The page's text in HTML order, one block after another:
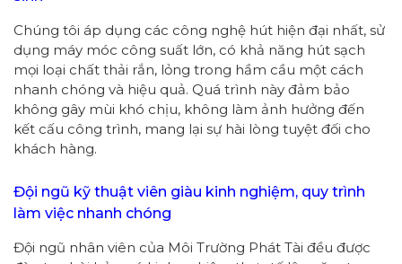
Chúng tôi áp dụng các công nghệ hút hiện đại nhất, sử
dụng máy móc công suất lớn, có khả năng hút sạch
mọi loại chất thải rắn, lỏng trong hầm cầu một cách
nhanh chóng và hiệu quả. Quá trình này đảm bảo
không gây mùi khó chịu, không làm ảnh hưởng đến
kết cấu công trình, mang lại sự hài lòng tuyệt đối cho
khách hàng.
Đội ngũ kỹ thuật viên giàu kinh nghiệm, quy trình
làm việc nhanh chóng
Đội ngũ nhân viên của Môi Trường Phát Tài đều được